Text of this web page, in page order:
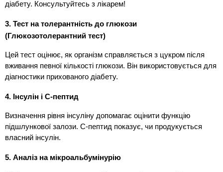
діабету. Консультуйтесь з лікарем!
3. Тест на толерантність до глюкози
(Глюкозотолерантний тест)
Цей тест оцінює, як організм справляється з цукром після
вживання певної кількості глюкози. Він використовується для
діагностики прихованого діабету.
4. Інсулін і С-пептид
Визначення рівня інсуліну допомагає оцінити функцію
підшлункової залози. С-пептид показує, чи продукується
власний інсулін.
5. Аналіз на мікроальбумінурію